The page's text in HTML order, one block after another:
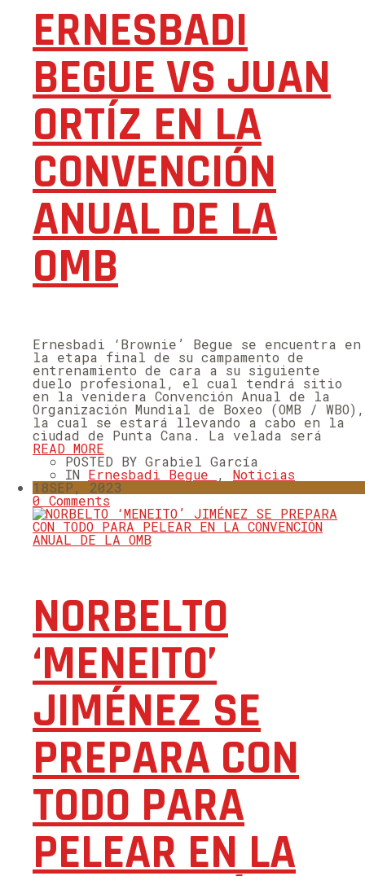
ERNESBADI
BEGUE VS JUAN
ORTÍZ EN LA
CONVENCIÓN
ANUAL DE LA
OMB
Ernesbadi ‘Brownie’ Begue se encuentra en
la etapa final de su campamento de
entrenamiento de cara a su siguiente
duelo profesional, el cual tendrá sitio
en la venidera Convención Anual de la
Organización Mundial de Boxeo (OMB / WBO),
la cual se estará llevando a cabo en la
ciudad de Punta Cana. La velada será
READ MORE
POSTED BY Grabiel García
IN Ernesbadi Begue , Noticias
18SEP, 2023
0 Comments
NORBELTO
‘MENEITO’
JIMÉNEZ SE
PREPARA CON
TODO PARA
PELEAR EN LA